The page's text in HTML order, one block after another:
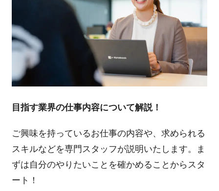
目指す業界の仕事内容について解説！
ご興味を持っているお仕事の内容や、求められる
スキルなどを専門スタッフが説明いたします。ま
ずは自分のやりたいことを確かめることからスタ
ート！